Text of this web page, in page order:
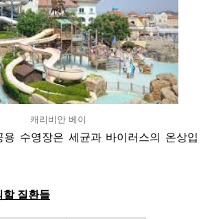
캐리비안 베이
수영장은 세균과 바이러스의 온상입
할 질환들